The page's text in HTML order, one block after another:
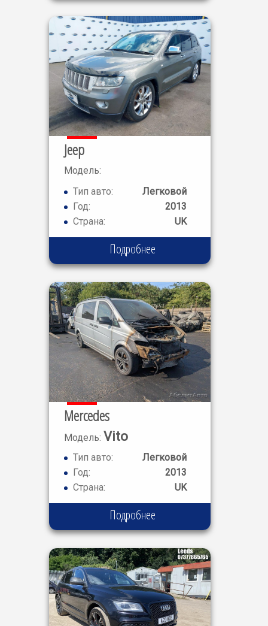
Jeep
Модель:
GRAND
CHEROKEE
Тип авто:
Легковой
Год:
2013
Страна:
UK
Подробнее
Mercedes
Модель: Vito
122
Тип авто:
Легковой
Год:
2013
Страна:
UK
Подробнее